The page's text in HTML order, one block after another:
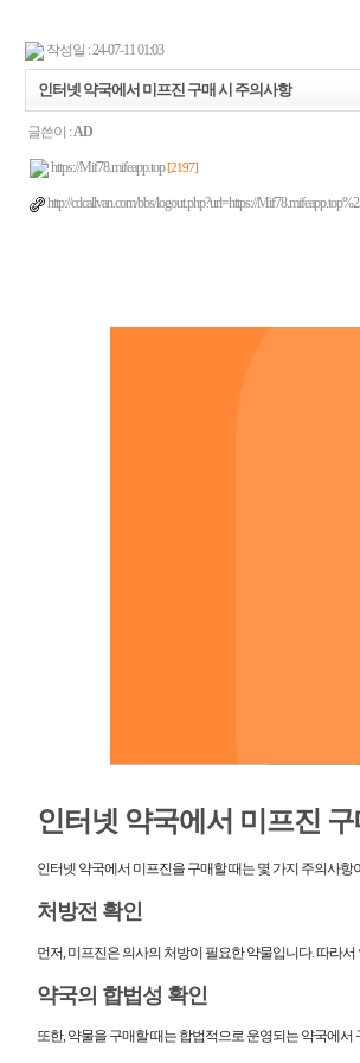
작성일 : 24-07-11 01:03
인터넷 약국에서 미프진 구매 시 주의사항
글쓴이 :AD
https://Mif78.mifeapp.top [2197]
http://cdcallvan.com/bbs/logout.php?url=https://
인터넷 약국에서 미프진
인터넷 약국에서 미프진을 구매할 때는 몇 가지 주의사항
처방전 확인
먼저, 미프진은 의사의 처방이 필요한 약물입니다. 따라
약국의 합법성 확인
또한, 약물을 구매할 때는 합법적으로 운영되는 약국에